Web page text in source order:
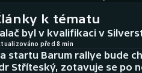
k tématu
byl v kvalifikaci v
před 8 min
startu Barum rallye bude
Stříteský, zotavuje se po